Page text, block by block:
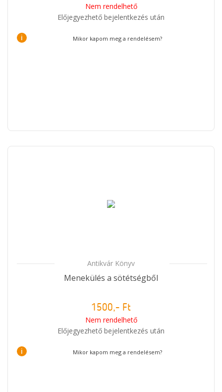
Nem rendelhető
Előjegyezhető bejelentkezés után
i Mikor kapom meg a rendelésem?
Antikvár Könyv
Menekülés a sötétségből
1500,- Ft
Nem rendelhető
Előjegyezhető bejelentkezés után
i Mikor kapom meg a rendelésem?